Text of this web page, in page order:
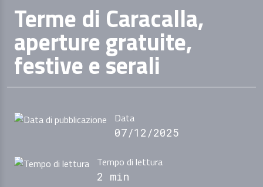
Terme di Caracalla,
aperture gratuite,
festive e serali
Data
07/12/2025
Tempo di lettura
2 min